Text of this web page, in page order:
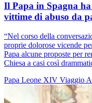
Il Papa in Spagna
vittime di abuso da
“Nel corso della
proprie dolorose vicende
Papa alcune proposte per
Chiesa a casi così
Papa Leone XIV Viaggio